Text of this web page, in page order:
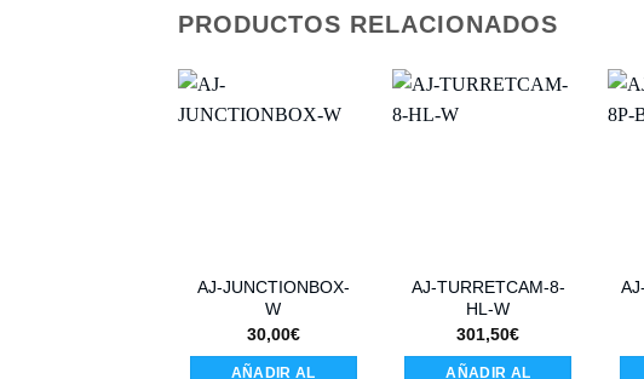
PRODUCTOS RELACIONADOS
AJ-JUNCTIONBOX-
W
30,00€
AÑADIR AL
AJ-TURRETCAM-8-
HL-W
301,50€
AÑADIR AL